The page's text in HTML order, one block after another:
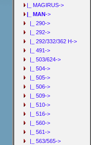
|_ MAGIRUS->
|_ MAN->
|_ 290->
|_ 292->
|_ 292/332/362 H->
|_ 491->
|_ 503/624->
|_ 504->
|_ 505->
|_ 506->
|_ 509->
|_ 510->
|_ 516->
|_ 560->
|_ 561->
|_ 563/565->